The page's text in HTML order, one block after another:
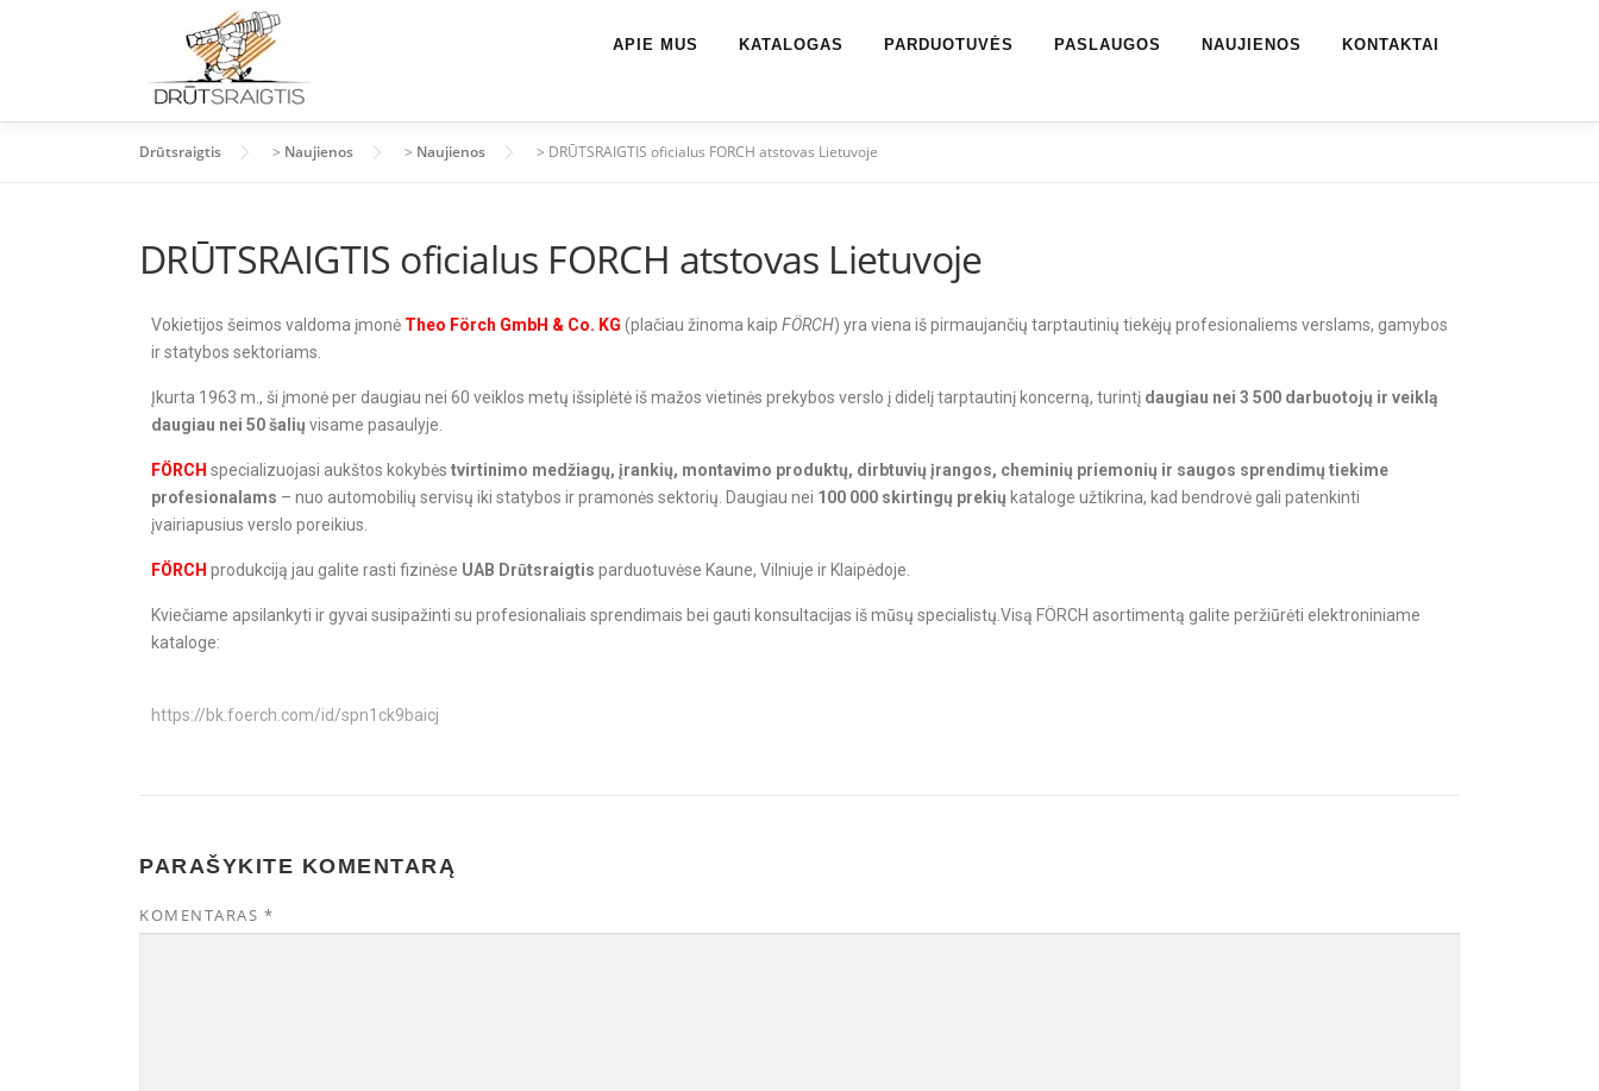
APIE MUS KATALOGAS PARDUOTUVĖS PASLAUGOS NAUJIENOS KONTAKTAI
Drūtsraigtis > Naujienos > Naujienos > DRŪTSRAIGTIS oficialus FORCH atstovas Lietuvoje
DRŪTSRAIGTIS oficialus FORCH atstovas Lietuvoje
Vokietijos šeimos valdoma įmonė Theo Förch GmbH & Co. KG (plačiau žinoma kaip FÖRCH) yra viena iš pirmaujančių tarptautinių tiekėjų profesionaliems verslams, gamybos
ir statybos sektoriams.
Įkurta 1963 m., ši įmonė per daugiau nei 60 veiklos metų išsiplėtė iš mažos vietinės prekybos verslo į didelį tarptautinį koncerną, turintį daugiau nei 3 500 darbuotojų ir veiklą
daugiau nei 50 šalių visame pasaulyje.
FÖRCH specializuojasi aukštos kokybės tvirtinimo medžiagų, įrankių, montavimo produktų, dirbtuvių įrangos, cheminių priemonių ir saugos sprendimų tiekime
profesionalams – nuo automobilių servisų iki statybos ir pramonės sektorių. Daugiau nei 100 000 skirtingų prekių kataloge užtikrina, kad bendrovė gali patenkinti
įvairiapusius verslo poreikius.
FÖRCH produkciją jau galite rasti fizinėse UAB Drūtsraigtis parduotuvėse Kaune, Vilniuje ir Klaipėdoje.
Kviečiame apsilankyti ir gyvai susipažinti su profesionaliais sprendimais bei gauti konsultacijas iš mūsų specialistų.Visą FÖRCH asortimentą galite peržiūrėti elektroniniame
kataloge:
https://bk.foerch.com/id/spn1ck9baicj
PARAŠYKITE KOMENTARĄ
KOMENTARAS *